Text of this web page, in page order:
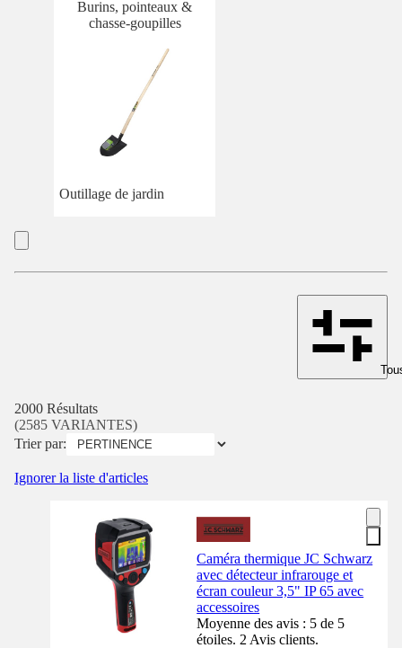
Burins, pointeaux &
chasse-goupilles
Outillage de jardin
2000 Résultats
(2585 VARIANTES)
Trier par:
Ignorer la liste d'articles
Caméra thermique JC Schwarz
avec détecteur infrarouge et
écran couleur 3,5" IP 65 avec
accessoires
Moyenne des avis : 5 de 5
étoiles. 2 Avis clients.